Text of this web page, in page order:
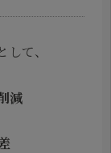
て、
減